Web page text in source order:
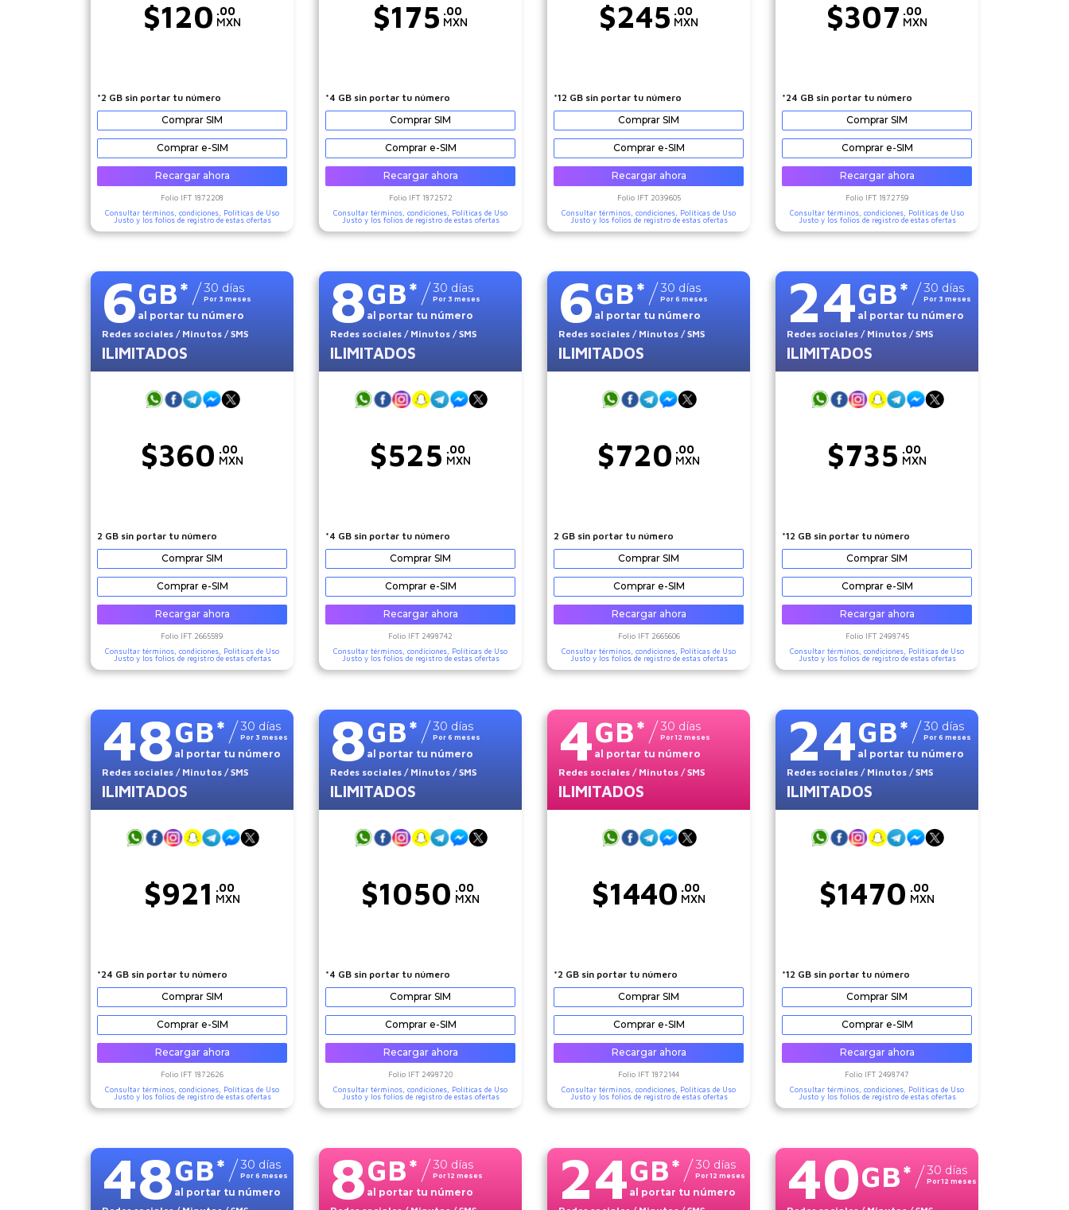
$120 .00
MXN
*2 GB sin portar tu número
Comprar SIM
Comprar e-SIM
Recargar ahora
Folio IFT 1872208
Consultar términos, condiciones, Políticas de Uso
Justo y los folios de registro de estas ofertas
$175 .00
MXN
*4 GB sin portar tu número
Comprar SIM
Comprar e-SIM
Recargar ahora
Folio IFT 1872572
Consultar términos, condiciones, Políticas de Uso
Justo y los folios de registro de estas ofertas
$245 .00
MXN
*12 GB sin portar tu número
Comprar SIM
Comprar e-SIM
Recargar ahora
Folio IFT 2039605
Consultar términos, condiciones, Políticas de Uso
Justo y los folios de registro de estas ofertas
$307 .00
MXN
*24 GB sin portar tu número
Comprar SIM
Comprar e-SIM
Recargar ahora
Folio IFT 1872759
Consultar términos, condiciones, Políticas de Uso
Justo y los folios de registro de estas ofertas
6GB* 30 días
Por 3 meses
al portar tu número
Redes sociales / Minutos / SMS
ILIMITADOS
$360 .00
MXN
2 GB sin portar tu número
Comprar SIM
Comprar e-SIM
Recargar ahora
Folio IFT 2665589
Consultar términos, condiciones, Políticas de Uso
Justo y los folios de registro de estas ofertas
8GB* 30 días
Por 3 meses
al portar tu número
Redes sociales / Minutos / SMS
ILIMITADOS
$525 .00
MXN
*4 GB sin portar tu número
Comprar SIM
Comprar e-SIM
Recargar ahora
Folio IFT 2498742
Consultar términos, condiciones, Políticas de Uso
Justo y los folios de registro de estas ofertas
6GB* 30 días
Por 6 meses
al portar tu número
Redes sociales / Minutos / SMS
ILIMITADOS
$720 .00
MXN
2 GB sin portar tu número
Comprar SIM
Comprar e-SIM
Recargar ahora
Folio IFT 2665606
Consultar términos, condiciones, Políticas de Uso
Justo y los folios de registro de estas ofertas
24GB* 30 días
Por 3 meses
al portar tu número
Redes sociales / Minutos / SMS
ILIMITADOS
$735 .00
MXN
*12 GB sin portar tu número
Comprar SIM
Comprar e-SIM
Recargar ahora
Folio IFT 2498745
Consultar términos, condiciones, Políticas de Uso
Justo y los folios de registro de estas ofertas
48GB* 30 días
Por 3 meses
al portar tu número
Redes sociales / Minutos / SMS
ILIMITADOS
$921 .00
MXN
*24 GB sin portar tu número
Comprar SIM
Comprar e-SIM
Recargar ahora
Folio IFT 1872626
Consultar términos, condiciones, Políticas de Uso
Justo y los folios de registro de estas ofertas
8GB* 30 días
Por 6 meses
al portar tu número
Redes sociales / Minutos / SMS
ILIMITADOS
$1050 .00
MXN
*4 GB sin portar tu número
Comprar SIM
Comprar e-SIM
Recargar ahora
Folio IFT 2498720
Consultar términos, condiciones, Políticas de Uso
Justo y los folios de registro de estas ofertas
4GB* 30 días
Por12 meses
al portar tu número
Redes sociales / Minutos / SMS
ILIMITADOS
$1440 .00
MXN
*2 GB sin portar tu número
Comprar SIM
Comprar e-SIM
Recargar ahora
Folio IFT 1872144
Consultar términos, condiciones, Políticas de Uso
Justo y los folios de registro de estas ofertas
24GB* 30 días
Por 6 meses
al portar tu número
Redes sociales / Minutos / SMS
ILIMITADOS
$1470 .00
MXN
*12 GB sin portar tu número
Comprar SIM
Comprar e-SIM
Recargar ahora
Folio IFT 2498747
Consultar términos, condiciones, Políticas de Uso
Justo y los folios de registro de estas ofertas
48GB* 30 días
Por 6 meses
al portar tu número
8GB* 30 días
Por12 meses
al portar tu número
24GB* 30 días
Por12 meses
al portar tu número
40GB* 30 días
Por12 meses